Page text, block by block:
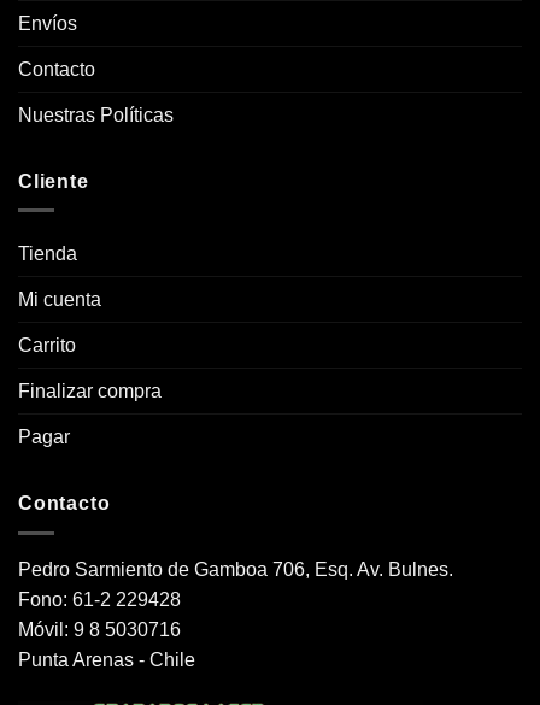
Envíos
Contacto
Nuestras Políticas
Cliente
Tienda
Mi cuenta
Carrito
Finalizar compra
Pagar
Contacto
Pedro Sarmiento de Gamboa 706, Esq. Av. Bulnes.
Fono: 61-2 229428
Móvil: 9 8 5030716
Punta Arenas - Chile